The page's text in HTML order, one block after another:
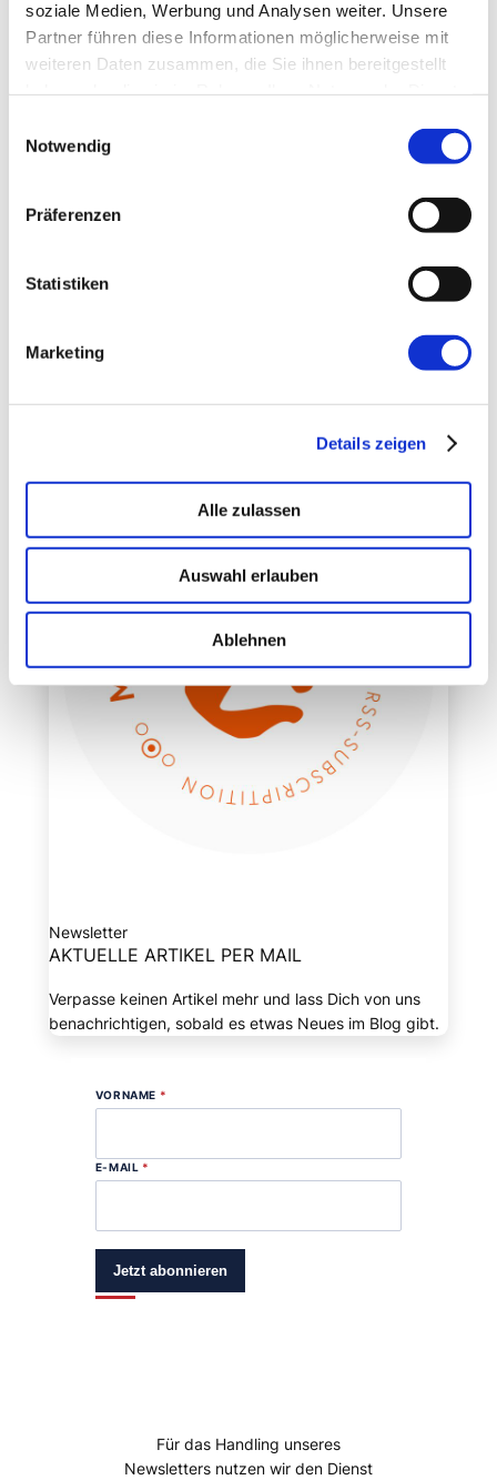
soziale Medien, Werbung und Analysen weiter. Unsere
Partner führen diese Informationen möglicherweise mit
weiteren Daten zusammen, die Sie ihnen bereitgestellt
Notwendig
Präferenzen
Statistiken
Marketing
Details zeigen
Alle zulassen
Auswahl erlauben
Ablehnen
E-Mail-Adresse*
Newsletter
AKTUELLE ARTIKEL PER MAIL
Verpasse keinen Artikel mehr und lass Dich von uns
benachrichtigen, sobald es etwas Neues im Blog gibt.
VORNAME *
E-MAIL *
Jetzt abonnieren
Für das Handling unseres
Newsletters nutzen wir den Dienst